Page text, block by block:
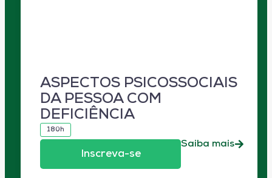
ASPECTOS PSICOSSOCIAIS
DA PESSOA COM
DEFICIÊNCIA
180h
Inscreva-se
Saiba mais